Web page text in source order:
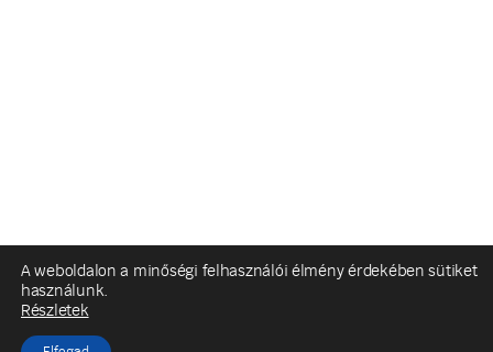
A weboldalon a minőségi felhasználói élmény érdekében sütiket
használunk.
Részletek